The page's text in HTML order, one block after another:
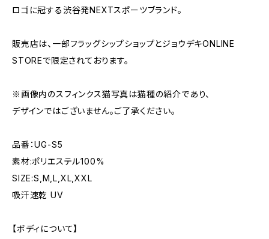
ロゴに冠する渋谷発NEXTスポーツブランド。
販売店は、一部フラッグシップショップとジョウデキONLINE
STOREで限定されております。
※画像内のスフィンクス猫写真は猫種の紹介であり、
デザインではございません。ご了承ください。
品番：UG-S5
素材:ポリエステル100%
SIZE:S,M,L,XL,XXL
吸汗速乾 UV
【ボディについて】